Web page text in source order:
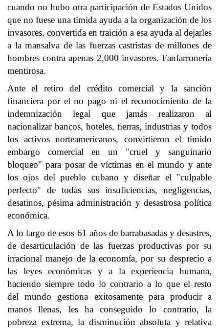
cuando no hubo otra participación de Estados Unidos
que no fuese una tímida ayuda a la organización de los
invasores, convertida en traición a esa ayuda al dejarles
a la mansalva de las fuerzas castristas de millones de
hombres contra apenas 2,000 invasores. Fanfarronería
mentirosa.
Ante el retiro del crédito comercial y la sanción
financiera por el no pago ni el reconocimiento de la
indemnización legal que jamás realizaron al
nacionalizar bancos, hoteles, tierras, industrias y todos
los activos norteamericanos, convirtieron el tímido
embargo comercial en un "cruel y sanguinario
bloqueo" para posar de víctimas en el mundo y ante
los ojos del pueblo cubano y diseñar el "culpable
perfecto" de todas sus insuficiencias, negligencias,
desatinos, pésima administración y desastrosa política
económica.
A lo largo de esos 61 años de barrabasadas y desastres,
de desarticulación de las fuerzas productivas por su
irracional manejo de la economía, por su desprecio a
las leyes económicas y a la experiencia humana,
haciendo siempre todo lo contrario a lo que el resto
del mundo gestiona exitosamente para producir a
manos llenas, les ha conseguido lo contrario, la
pobreza extrema, la disminución absoluta y relativa